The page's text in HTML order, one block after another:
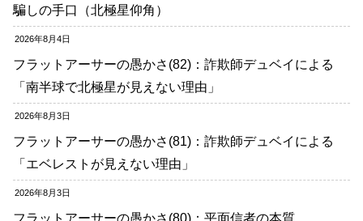
騙しの手口（北極星仰角）
2026年8月4日
フラットアーサーの愚かさ(82)：詐欺師デュベイによる
「南半球で北極星が見えない理由」
2026年8月3日
フラットアーサーの愚かさ(81)：詐欺師デュベイによる
「エベレストが見えない理由」
2026年8月3日
フラットアーサーの愚かさ(80)：平面信者の本質